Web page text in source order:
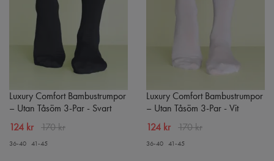
Luxury Comfort Bambustrumpor
– Utan Tåsöm 3-Par - Svart
124 kr 170 kr
36-40 41-45
Luxury Comfort Bambustrumpor
– Utan Tåsöm 3-Par - Vit
124 kr 170 kr
36-40 41-45